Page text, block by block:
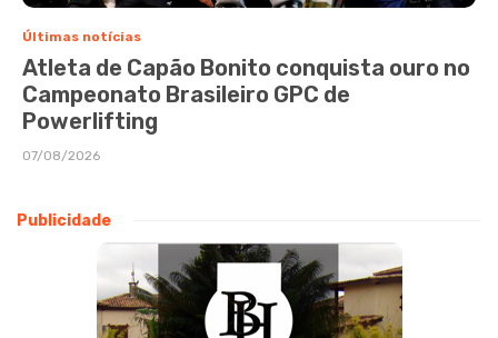
Últimas notícias
Atleta de Capão Bonito conquista ouro no
Campeonato Brasileiro GPC de
Powerlifting
07/08/2026
Publicidade